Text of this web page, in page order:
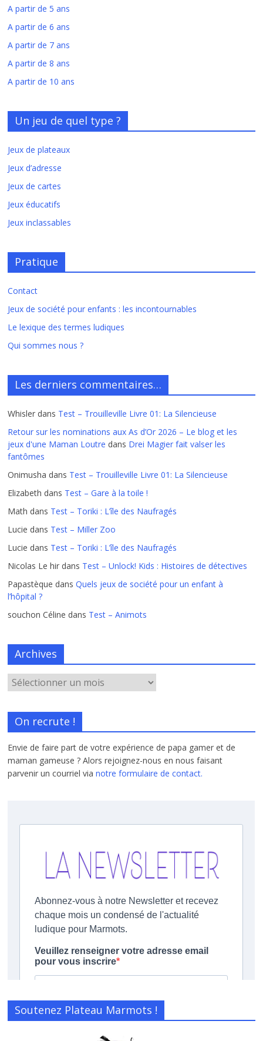
A partir de 5 ans
A partir de 6 ans
A partir de 7 ans
A partir de 8 ans
A partir de 10 ans
Un jeu de quel type ?
Jeux de plateaux
Jeux d’adresse
Jeux de cartes
Jeux éducatifs
Jeux inclassables
Pratique
Contact
Jeux de société pour enfants : les incontournables
Le lexique des termes ludiques
Qui sommes nous ?
Les derniers commentaires…
Whisler dans Test – Trouilleville Livre 01: La Silencieuse
Retour sur les nominations aux As d’Or 2026 – Le blog et les
jeux d'une Maman Loutre dans Drei Magier fait valser les
fantômes
Onimusha dans Test – Trouilleville Livre 01: La Silencieuse
Elizabeth dans Test – Gare à la toile !
Math dans Test – Toriki : L’île des Naufragés
Lucie dans Test – Miller Zoo
Lucie dans Test – Toriki : L’île des Naufragés
Nicolas Le hir dans Test – Unlock! Kids : Histoires de détectives
Papastèque dansQuels jeux de société pour un enfant à
l’hôpital ?
souchon Céline dans Test – Animots
Archives
On recrute !
Envie de faire part de votre expérience de papa gamer et de
maman gameuse ? Alors rejoignez-nous en nous faisant
parvenir un courriel vianotre formulaire de contact.
Soutenez Plateau Marmots !